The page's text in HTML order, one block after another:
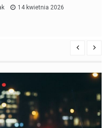
14 kwietnia 2026